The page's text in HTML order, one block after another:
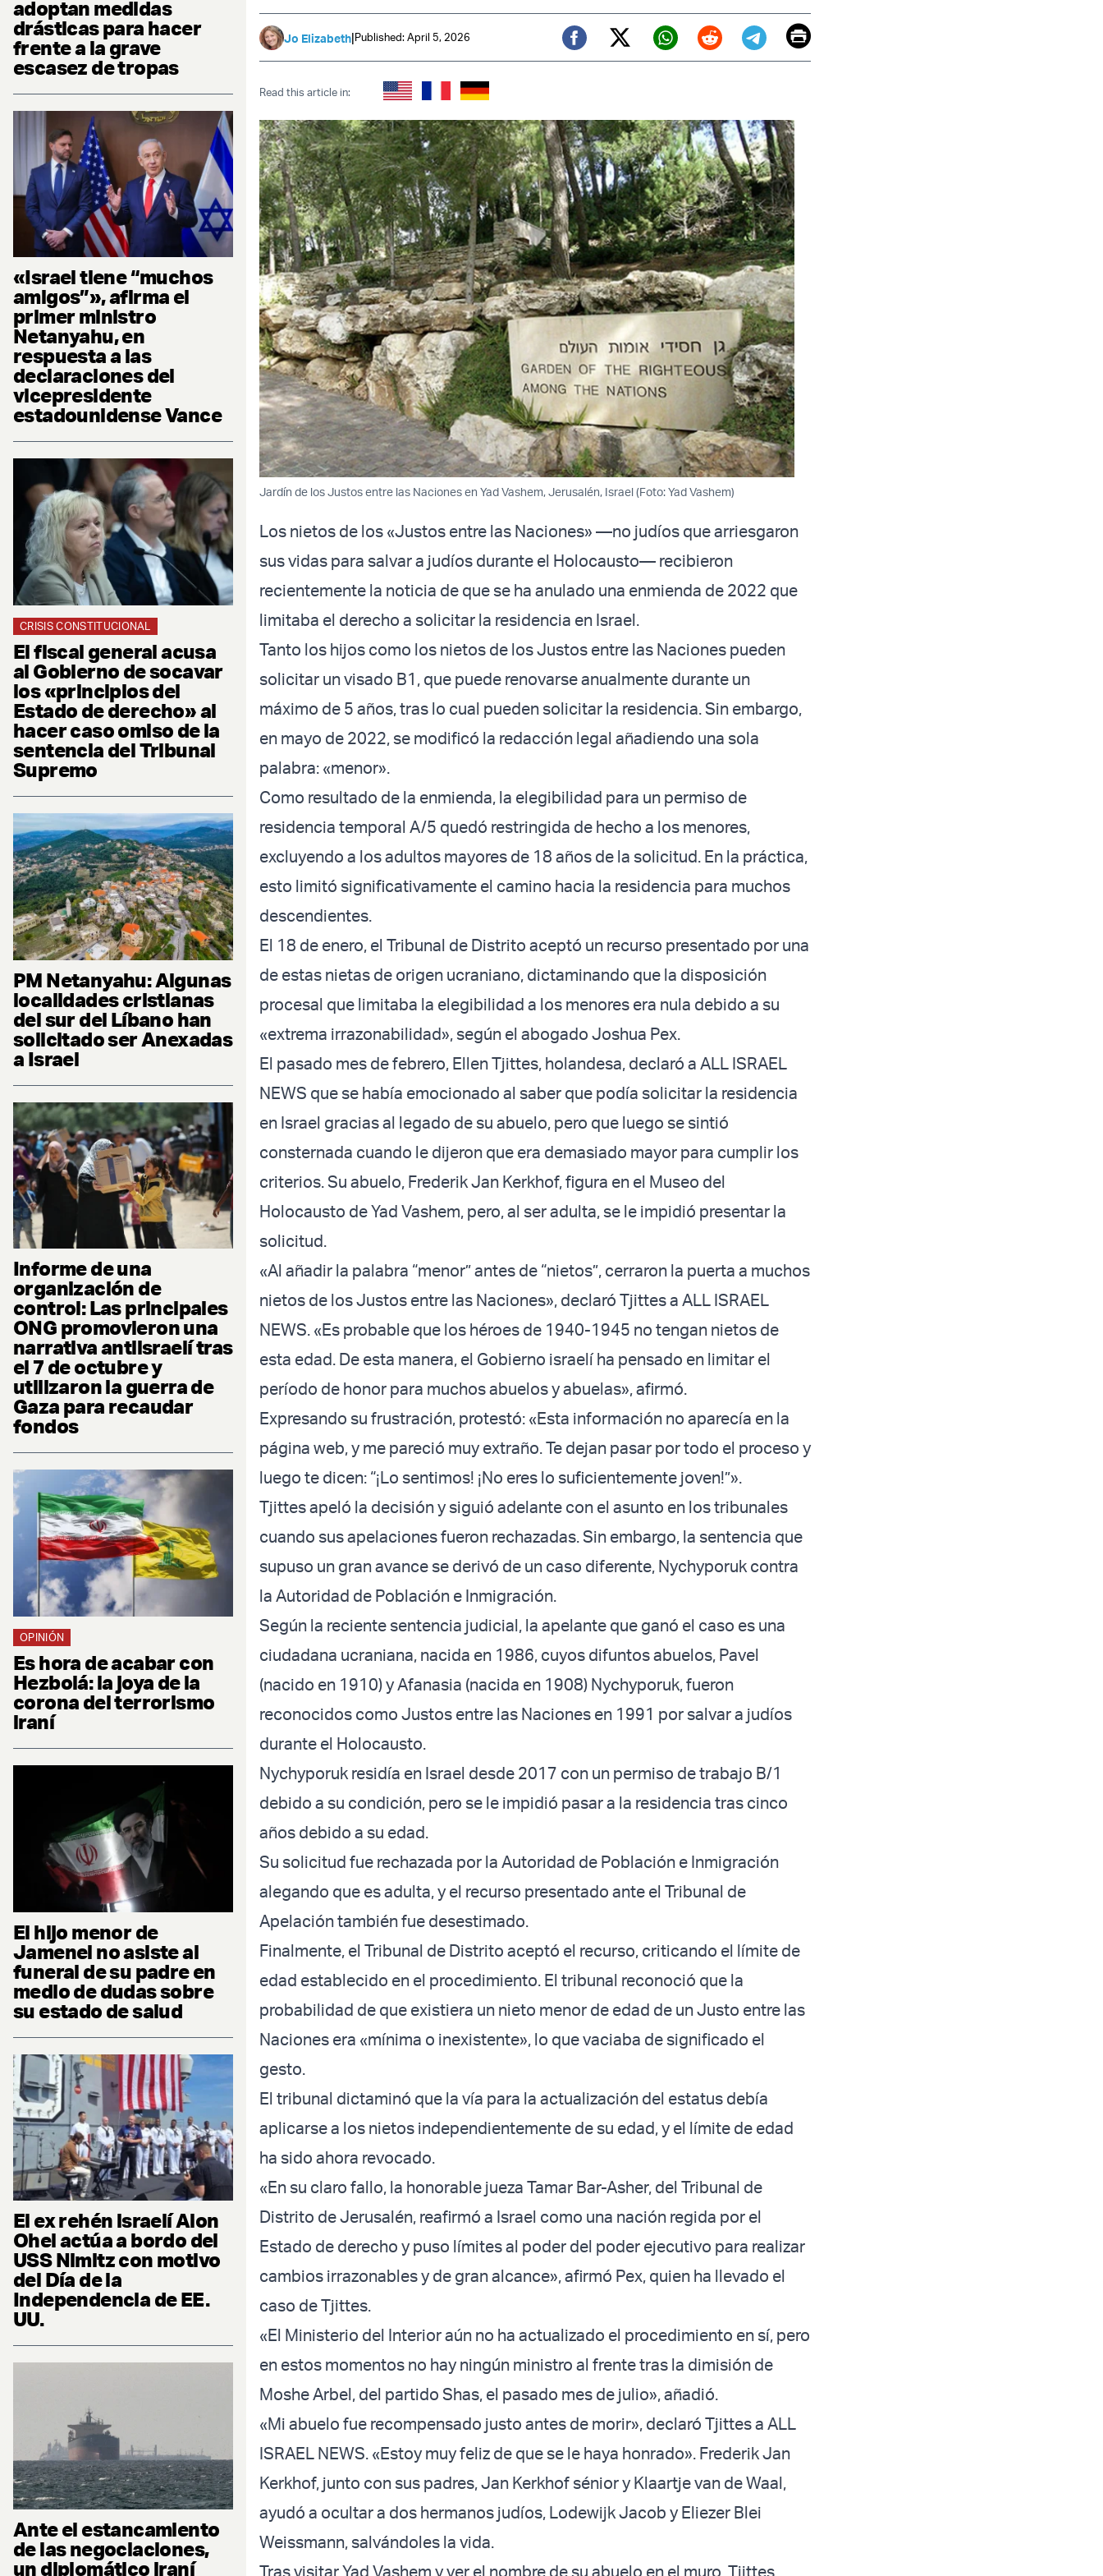
adoptan medidas
drásticas para hacer
frente a la grave
escasez de tropas
«Israel tiene “muchos
amigos”», afirma el
primer ministro
Netanyahu, en
respuesta a las
declaraciones del
vicepresidente
estadounidense Vance
CRISIS CONSTITUCIONAL
El fiscal general acusa
al Gobierno de socavar
los «principios del
Estado de derecho» al
hacer caso omiso de la
sentencia del Tribunal
Supremo
PM Netanyahu: Algunas
localidades cristianas
del sur del Líbano han
solicitado ser Anexadas
a Israel
Informe de una
organización de
control: Las principales
ONG promovieron una
narrativa antiisraelí tras
el 7 de octubre y
utilizaron la guerra de
Gaza para recaudar
fondos
OPINIÓN
Es hora de acabar con
Hezbolá: la joya de la
corona del terrorismo
iraní
El hijo menor de
Jamenei no asiste al
funeral de su padre en
medio de dudas sobre
su estado de salud
El ex rehén israelí Alon
Ohel actúa a bordo del
USS Nimitz con motivo
del Día de la
Independencia de EE.
UU.
Ante el estancamiento
de las negociaciones,
un diplomático iraní
Jo Elizabeth|Published: April 5, 2026
Facebook
Twitter (X)
Whatsapp
RedditTelegram
EmailPrint
Read this article in:
Jardín de los Justos entre las Naciones en Yad Vashem, Jerusalén, Israel (Foto: Yad Vashem)
Los nietos de los «Justos entre las Naciones» —no judíos que arriesgaron
sus vidas para salvar a judíos durante el Holocausto— recibieron
recientemente la noticia de que se ha anulado una enmienda de 2022 que
limitaba el derecho a solicitar la residencia en Israel.
Tanto los hijos como los nietos de los Justos entre las Naciones pueden
solicitar un visado B1, que puede renovarse anualmente durante un
máximo de 5 años, tras lo cual pueden solicitar la residencia. Sin embargo,
en mayo de 2022, se modificó la redacción legal añadiendo una sola
palabra: «menor».
Como resultado de la enmienda, la elegibilidad para un permiso de
residencia temporal A/5 quedó restringida de hecho a los menores,
excluyendo a los adultos mayores de 18 años de la solicitud. En la práctica,
esto limitó significativamente el camino hacia la residencia para muchos
descendientes.
El 18 de enero, el Tribunal de Distrito aceptó un recurso presentado por una
de estas nietas de origen ucraniano, dictaminando que la disposición
procesal que limitaba la elegibilidad a los menores era nula debido a su
«extrema irrazonabilidad», según el abogado Joshua Pex.
El pasado mes de febrero, Ellen Tjittes, holandesa, declaró a ALL ISRAEL
NEWS que se había emocionado al saber que podía solicitar la residencia
en Israel gracias al legado de su abuelo, pero que luego se sintió
consternada cuando le dijeron que era demasiado mayor para cumplir los
criterios. Su abuelo, Frederik Jan Kerkhof, figura en el Museo del
Holocausto de Yad Vashem, pero, al ser adulta, se le impidió presentar la
solicitud.
«Al añadir la palabra “menor” antes de “nietos”, cerraron la puerta a muchos
nietos de los Justos entre las Naciones», declaró Tjittes a ALL ISRAEL
NEWS. «Es probable que los héroes de 1940-1945 no tengan nietos de
esta edad. De esta manera, el Gobierno israelí ha pensado en limitar el
período de honor para muchos abuelos y abuelas», afirmó.
Expresando su frustración, protestó: «Esta información no aparecía en la
página web, y me pareció muy extraño. Te dejan pasar por todo el proceso y
luego te dicen: “¡Lo sentimos! ¡No eres lo suficientemente joven!”».
Tjittes apeló la decisión y siguió adelante con el asunto en los tribunales
cuando sus apelaciones fueron rechazadas. Sin embargo, la sentencia que
supuso un gran avance se derivó de un caso diferente, Nychyporuk contra
la Autoridad de Población e Inmigración.
Según la reciente sentencia judicial, la apelante que ganó el caso es una
ciudadana ucraniana, nacida en 1986, cuyos difuntos abuelos, Pavel
(nacido en 1910) y Afanasia (nacida en 1908) Nychyporuk, fueron
reconocidos como Justos entre las Naciones en 1991 por salvar a judíos
durante el Holocausto.
Nychyporuk residía en Israel desde 2017 con un permiso de trabajo B/1
debido a su condición, pero se le impidió pasar a la residencia tras cinco
años debido a su edad.
Su solicitud fue rechazada por la Autoridad de Población e Inmigración
alegando que es adulta, y el recurso presentado ante el Tribunal de
Apelación también fue desestimado.
Finalmente, el Tribunal de Distrito aceptó el recurso, criticando el límite de
edad establecido en el procedimiento. El tribunal reconoció que la
probabilidad de que existiera un nieto menor de edad de un Justo entre las
Naciones era «mínima o inexistente», lo que vaciaba de significado el
gesto.
El tribunal dictaminó que la vía para la actualización del estatus debía
aplicarse a los nietos independientemente de su edad, y el límite de edad
ha sido ahora revocado.
«En su claro fallo, la honorable jueza Tamar Bar-Asher, del Tribunal de
Distrito de Jerusalén, reafirmó a Israel como una nación regida por el
Estado de derecho y puso límites al poder del poder ejecutivo para realizar
cambios irrazonables y de gran alcance», afirmó Pex, quien ha llevado el
caso de Tjittes.
«El Ministerio del Interior aún no ha actualizado el procedimiento en sí, pero
en estos momentos no hay ningún ministro al frente tras la dimisión de
Moshe Arbel, del partido Shas, el pasado mes de julio», añadió.
«Mi abuelo fue recompensado justo antes de morir», declaró Tjittes a ALL
ISRAEL NEWS. «Estoy muy feliz de que se le haya honrado». Frederik Jan
Kerkhof, junto con sus padres, Jan Kerkhof sénior y Klaartje van de Waal,
ayudó a ocultar a dos hermanos judíos, Lodewijk Jacob y Eliezer Blei
Weissmann, salvándoles la vida.
Tras visitar Yad Vashem y ver el nombre de su abuelo en el muro, Tjittes